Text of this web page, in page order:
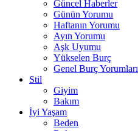
Güncel Haberler
Günün Yorumu
Haftanın Yorumu
Ayın Yorumu
Aşk Uyumu
Yükselen Burç
Genel Burç Yorumları
Stil
Giyim
Bakım
İyi Yaşam
Beden